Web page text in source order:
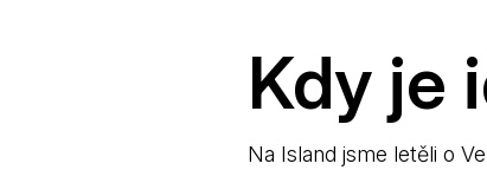
Kdy je
Na Island jsme letěli o